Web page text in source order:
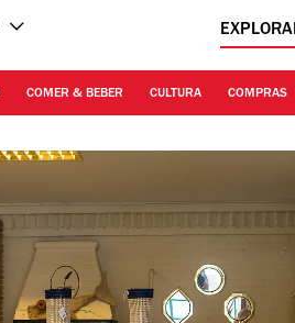
COMER & BEBER CULTURA COMPRAS